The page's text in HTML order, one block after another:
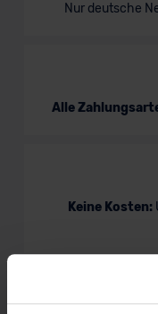
Nur deutsche
Alle
Keine Kosten: